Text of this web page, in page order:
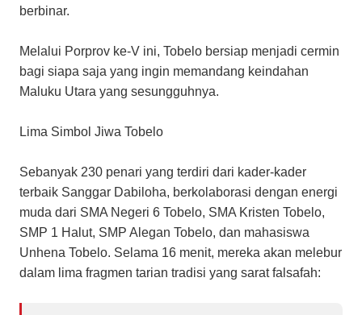
berbinar.
Melalui Porprov ke-V ini, Tobelo bersiap menjadi cermin
bagi siapa saja yang ingin memandang keindahan
Maluku Utara yang sesungguhnya.
​Lima Simbol Jiwa Tobelo
​Sebanyak 230 penari yang terdiri dari kader-kader
terbaik Sanggar Dabiloha, berkolaborasi dengan energi
muda dari SMA Negeri 6 Tobelo, SMA Kristen Tobelo,
SMP 1 Halut, SMP Alegan Tobelo, dan mahasiswa
Unhena Tobelo. Selama 16 menit, mereka akan melebur
dalam lima fragmen tarian tradisi yang sarat falsafah: